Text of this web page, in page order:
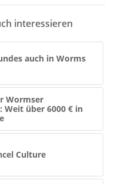
interessieren
auch in Worms
Wormser
Weit über 6000 € in
Culture